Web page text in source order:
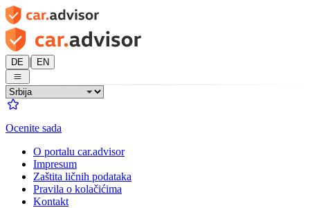
DE | EN
Ocenite sada
O portalu car.advisor
Impresum
Zaštita ličnih podataka
Pravila o kolačićima
Kontakt